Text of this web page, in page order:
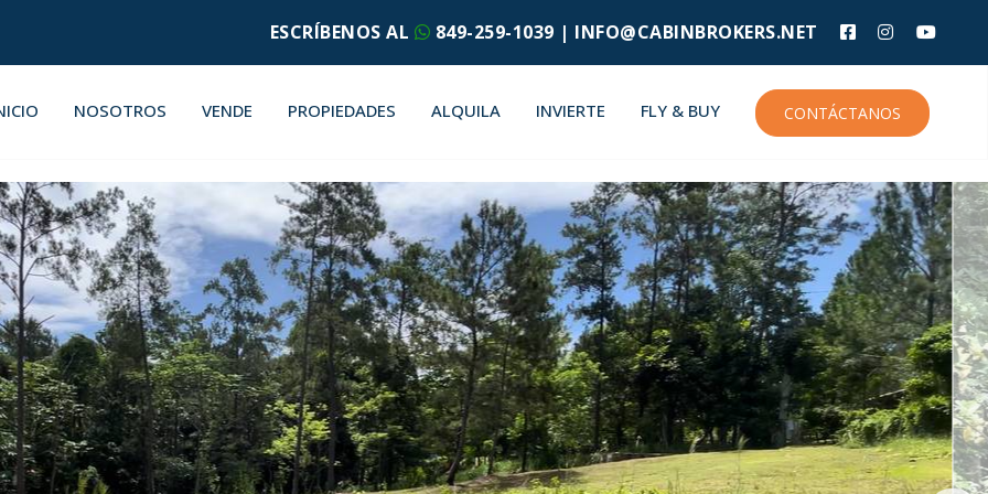
ESCRÍBENOS AL 849-259-1039 | INFO@CABINBROKERS.NET
NOSOTROS VENDE PROPIEDADES ALQUILA INVIERTE FLY & BUY CONTÁCTANOS